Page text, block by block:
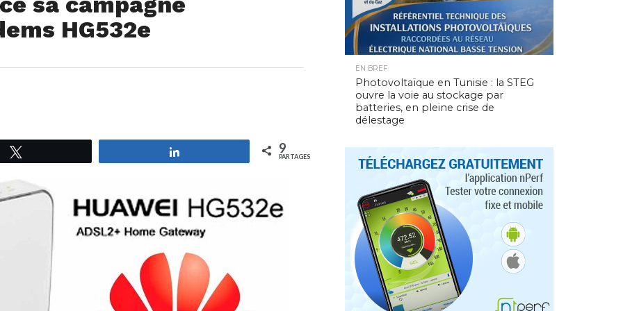
HG532e
9
PARTAGES
EN BREF
Photovoltaïque en Tunisie : la STEG
ouvre la voie au stockage par
batteries, en pleine crise de
délestage